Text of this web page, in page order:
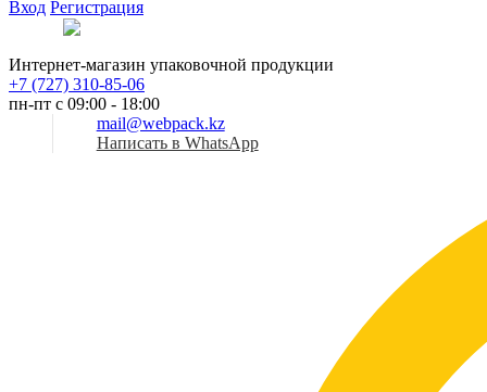
Вход Регистрация
Интернет-магазин упаковочной продукции
+7 (727) 310-85-06
пн-пт с 09:00 - 18:00
mail@webpack.kz
Написать в WhatsApp